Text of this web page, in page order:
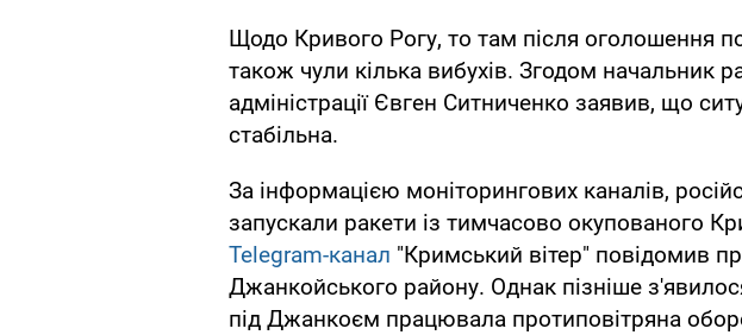
Щодо Кривого Рогу, то там після оголошення
також чули кілька вибухів. Згодом начальник
адміністрації Євген Ситниченко заявив, що
стабільна.
За інформацією моніторингових каналів,
запускали ракети із тимчасово окупованого
Telegram-канал "Кримський вітер" повідомив
Джанкойського району. Однак пізніше
під Джанкоєм працювала протиповітряна